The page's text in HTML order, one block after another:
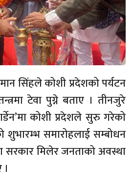
सिंहले कोशी प्रदेशको पर्यटन
टेवा पुग्ने बताए । तीनजुरे
कोशी प्रदेशले सुरु गरेको
शुभारम्भ समारोहलाई सम्बोधन
सरकार मिलेर जनताको अवस्था